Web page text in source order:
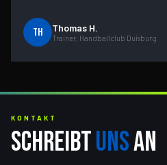
TH Thomas H.
Trainer, Handballclub Duisburg
KONTAKT
SCHREIBTUNSAN